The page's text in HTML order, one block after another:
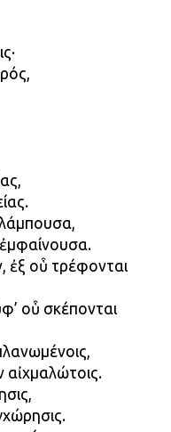
ἐξ οὗ τρέφονται
οὗ σκέπονται